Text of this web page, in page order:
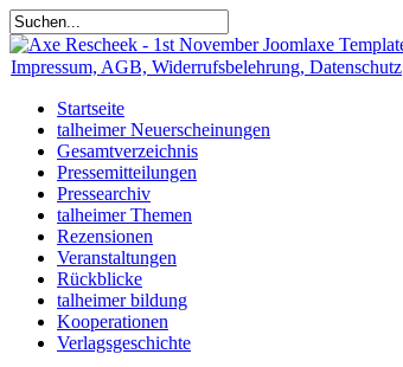
Impressum, AGB, Widerrufsbelehrung, Datenschutz
Startseite
talheimer Neuerscheinungen
Gesamtverzeichnis
Pressemitteilungen
Pressearchiv
talheimer Themen
Rezensionen
Veranstaltungen
Rückblicke
talheimer bildung
Kooperationen
Verlagsgeschichte